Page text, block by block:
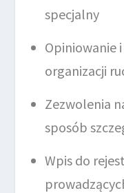
specjalny
Opiniowanie
organizacji
Zezwolenia
sposób
Wpis do